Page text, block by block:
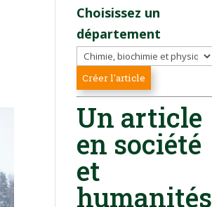
Choisissez un
département
Un article
en société
et
humanités